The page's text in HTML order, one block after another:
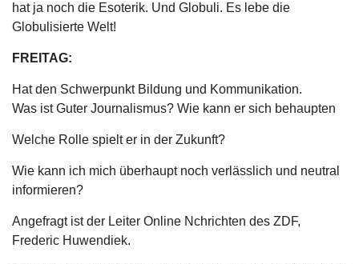
hat ja noch die Esoterik. Und Globuli. Es lebe die
Globulisierte Welt!
FREITAG:
Hat den Schwerpunkt Bildung und Kommunikation.
Was ist Guter Journalismus? Wie kann er sich behaupten
Welche Rolle spielt er in der Zukunft?
Wie kann ich mich überhaupt noch verlässlich und neutral
informieren?
Angefragt ist der Leiter Online Nchrichten des ZDF,
Frederic Huwendiek.